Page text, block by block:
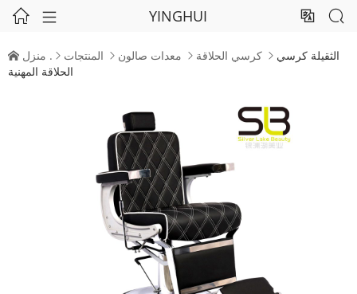
  YINGHUI  
 منزل .  المنتجات  معدات صالون  كرسي الحلاقة  الثقيلة كرسي
الحلاقة المهنية